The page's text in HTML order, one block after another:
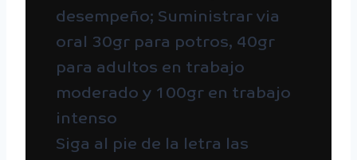
desempeño; Suministrar via
oral 30gr para potros, 40gr
para adultos en trabajo
moderado y 100gr en trabajo
intenso
Siga al pie de la letra las